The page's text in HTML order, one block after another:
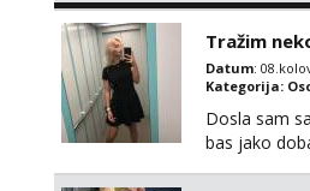
Tražim
Datum:
Kategorija:
Dosla sam
bas jako